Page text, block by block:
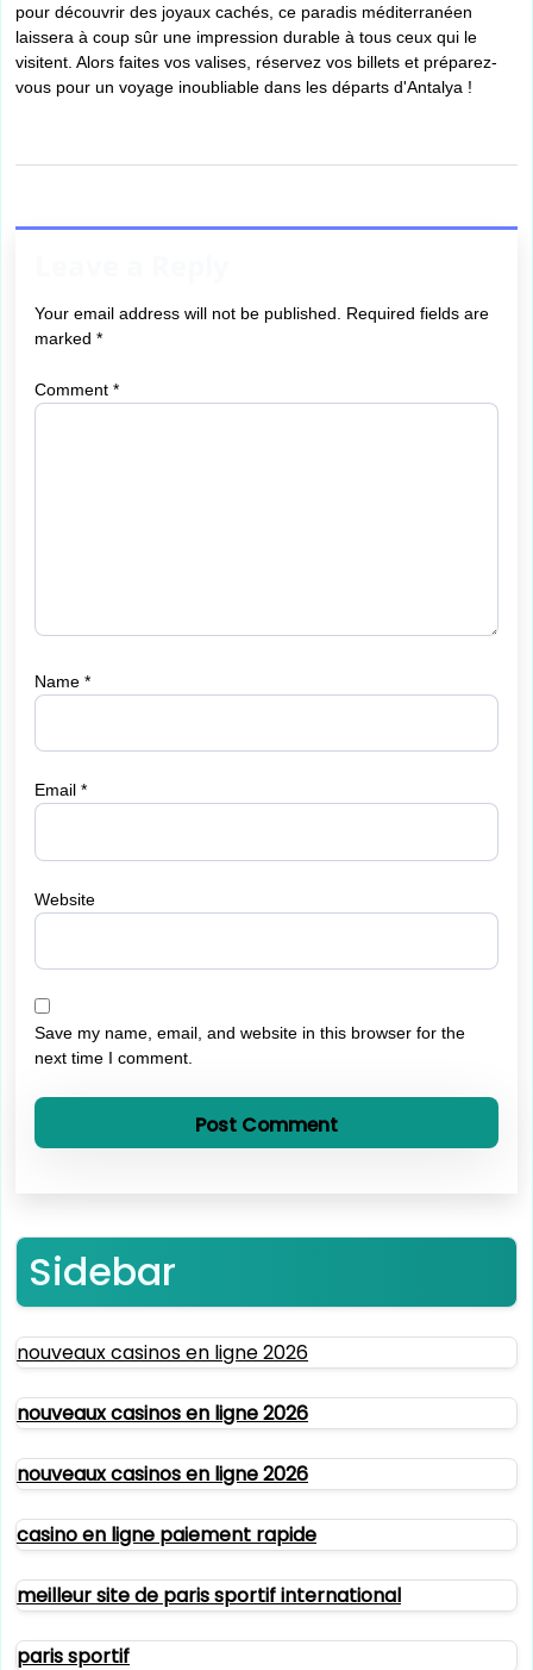
pour découvrir des joyaux cachés, ce paradis méditerranéen
laissera à coup sûr une impression durable à tous ceux qui le
visitent. Alors faites vos valises, réservez vos billets et préparez-
vous pour un voyage inoubliable dans les départs d'Antalya !
Your email address will not be published.
Required fields are
marked *
Comment *
Name *
Email *
Website
Save my name, email, and website in this browser for the
next time I comment.
Sidebar
nouveaux casinos en ligne 2026
nouveaux casinos en ligne 2026
nouveaux casinos en ligne 2026
casino en ligne paiement rapide
meilleur site de paris sportif international
paris sportif